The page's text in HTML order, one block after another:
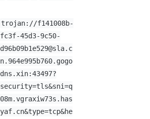
trojan://f141008b-
fc3f-45d3-9c50-
d96b09b1e529@sla.c
n.964e995b760.gogo
dns.xin:43497?
security=tls&sni=q
08m.vgraxiw73s.has
yaf.cn&type=tcp&he